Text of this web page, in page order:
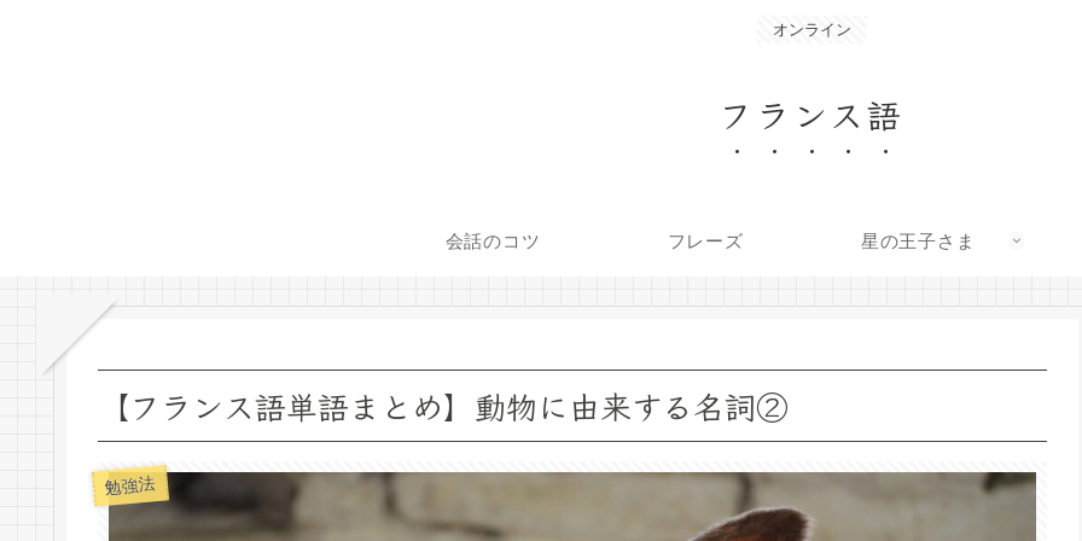
オンライン
フランス語
会話のコツ フレーズ 星の王子さま
【フランス語単語まとめ】動物に由来する名詞②
勉強法